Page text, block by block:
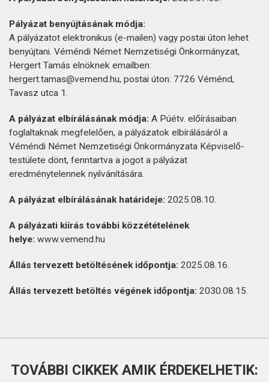
Pályázat benyújtásának módja:
A pályázatot elektronikus (e-mailen) vagy postai úton lehet
benyújtani. Véméndi Német Nemzetiségi Önkormányzat,
Hergert Tamás elnöknek emailben:
hergert.tamas@vemend.hu, postai úton: 7726 Véménd,
Tavasz utca 1.
A pályázat elbírálásának módja: A Púétv. előírásaiban
foglaltaknak megfelelően, a pályázatok elbírálásáról a
Véméndi Német Nemzetiségi Önkormányzata Képviselő-
testülete dönt, fenntartva a jogot a pályázat
eredménytelennek nyilvánítására.
A pályázat elbírálásának határideje: 2025.08.10.
A pályázati kiírás további közzétételének
helye: www.vemend.hu
Állás tervezett betöltésének időpontja: 2025.08.16.
Állás tervezett betöltés végének időpontja: 2030.08.15.
TOVÁBBI CIKKEK AMIK ÉRDEKELHETIK: